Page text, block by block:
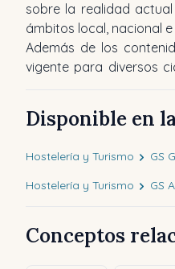
sobre la realidad
ámbitos local, nacional
Además de los
vigente para diversos
obra de gran utilidad
Disponible en
Hostelería y Turismo
GS
Hostelería y Turismo
GS
Conceptos